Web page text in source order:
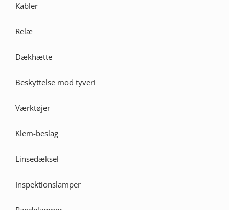
Kabler
Relæ
Dækhætte
Beskyttelse mod tyveri
Værktøjer
Klem-beslag
Linsedæksel
Inspektionslamper